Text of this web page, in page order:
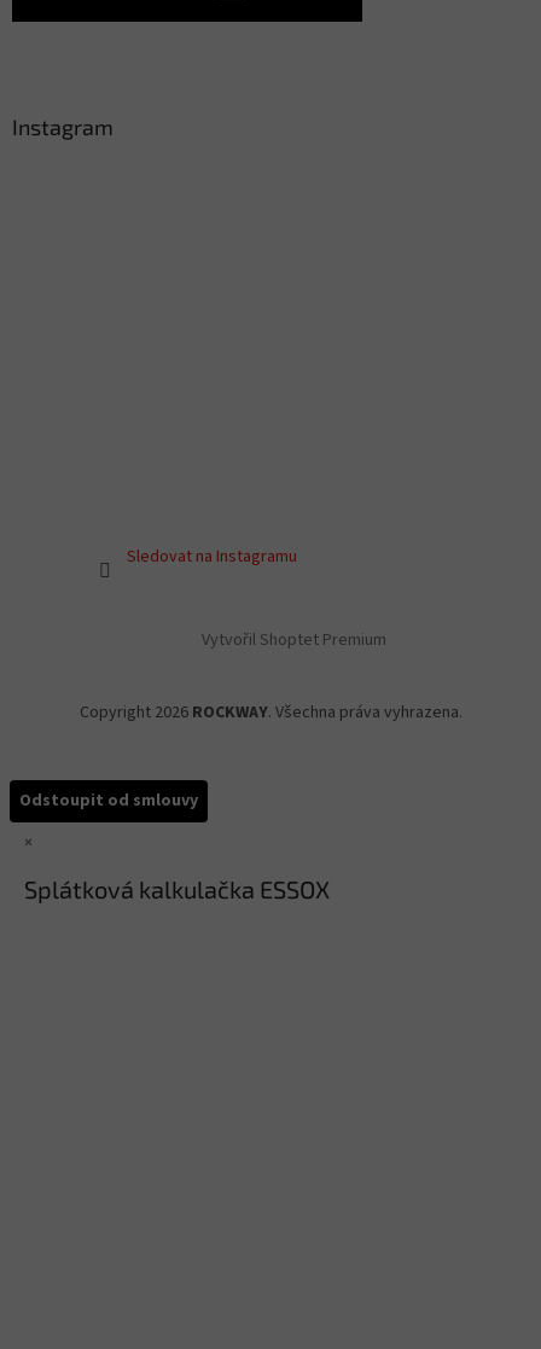
Instagram
Sledovat na Instagramu
Vytvořil Shoptet Premium
Copyright 2026 ROCKWAY. Všechna práva vyhrazena.
Odstoupit od smlouvy
×
Splátková kalkulačka ESSOX